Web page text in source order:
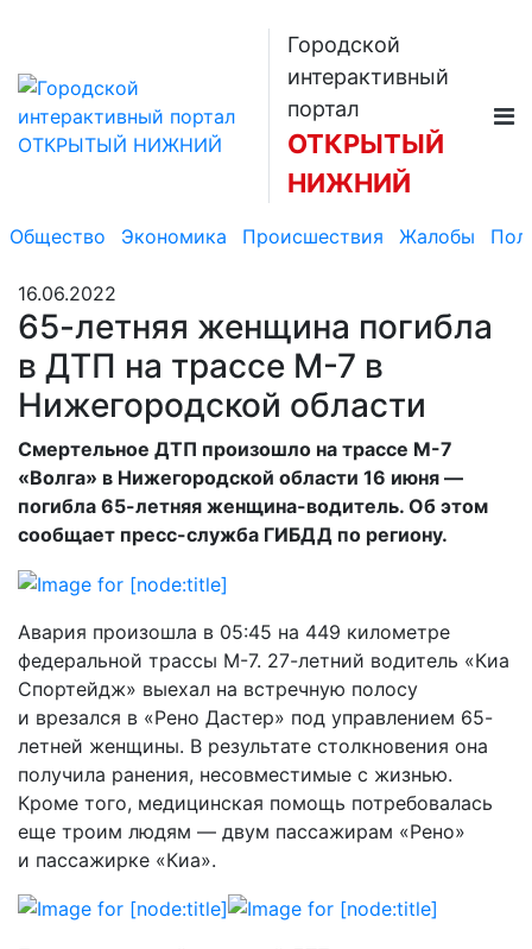
Городской
интерактивный
портал
ОТКРЫТЫЙ
НИЖНИЙ
Общество Экономика Происшествия Жалобы
16.06.2022
65-летняя женщина погибла
в ДТП на трассе М-7 в
Нижегородской области
Смертельное ДТП произошло на трассе М-7
«Волга» в Нижегородской области 16 июня —
погибла 65-летняя женщина-водитель. Об этом
сообщает пресс-служба ГИБДД по региону.
Авария произошла в 05:45 на 449 километре
федеральной трассы М-7. 27-летний водитель «Киа
Спортейдж» выехал на встречную полосу
и врезался в «Рено Дастер» под управлением 65-
летней женщины. В результате столкновения она
получила ранения, несовместимые с жизнью.
Кроме того, медицинская помощь потребовалась
еще троим людям — двум пассажирам «Рено»
и пассажирке «Киа».